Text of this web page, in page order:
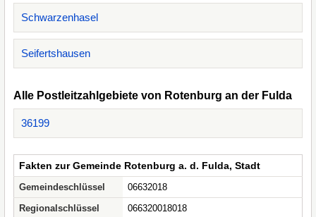
Schwarzenhasel
Seifertshausen
Alle Postleitzahlgebiete von Rotenburg an der Fulda
36199
Fakten zur Gemeinde Rotenburg a. d. Fulda, Stadt
Gemeindeschlüssel
06632018
Regionalschlüssel
066320018018